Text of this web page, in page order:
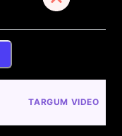
TARGUM VIDEO